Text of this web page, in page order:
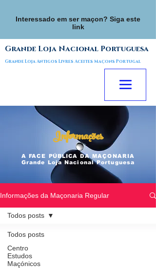
Interessado em ser maçon? Siga este
link
Grande Loja Nacional Portuguesa
Grande Loja Antigos Livres Aceites Maçons Portugal
Informações
A FACE PÚBLICA DA MAÇONARIA
Grande Loja Nacional Portuguesa
Informações da Maçonaria Regular
Todos posts
Centro
Estudos
Maçónicos
Todos posts